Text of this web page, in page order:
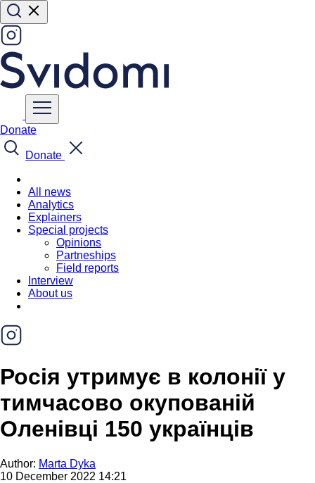
Donate
Donate
All news
Analytics
Explainers
Special projects
Opinions
Partneships
Field reports
Interview
About us
Росія утримує в колонії у
тимчасово окупованій
Оленівці 150 українців
Author: Marta Dyka
10 December 2022 14:21